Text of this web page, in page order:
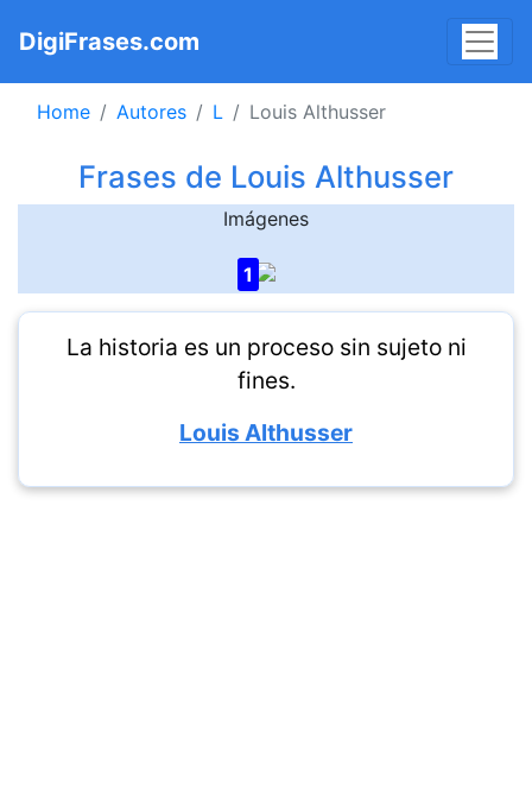
DigiFrases.com
Home Autores L Louis Althusser
Frases de Louis Althusser
Imágenes
1
La historia es un proceso sin sujeto ni
fines.
Louis Althusser